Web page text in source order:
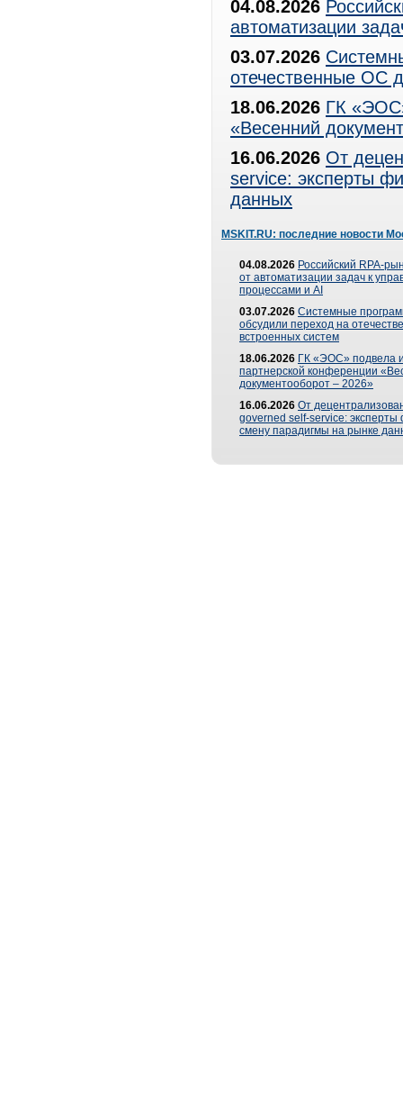
04.08.2026
автоматизации
03.07.2026
отечественные ОС
18.06.2026 ГК
«Весенний
16.06.2026 От
service: эксперты
данных
MSKIT.RU: последние новости
04.08.2026 Российский RPA-
от автоматизации задач к
процессами и AI
03.07.2026 Системные
обсудили переход на
встроенных систем
18.06.2026 ГК «ЭОС» подвела
партнерской конференции
документооборот – 2026»
16.06.2026 От
governed self-service: эксперты
смену парадигмы на рынке